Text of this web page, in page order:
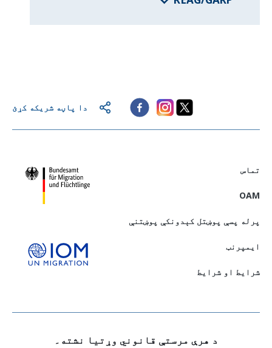
دا پاڼه شریکه کړئ
تماس
OAM
پرله پسې پوښتل کېدونکې پوښتنې
ايمپرنټ
شرایط او شرایط
د هرې مرستې قانوني وړتيا نشته۔